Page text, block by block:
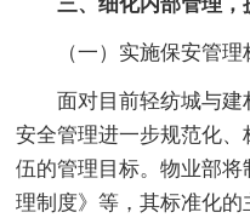
（一）实施保安管理
面对目前轻纺城与建
安全管理进一步规范化
伍的管理目标。物业部
理制度》等，其标准化